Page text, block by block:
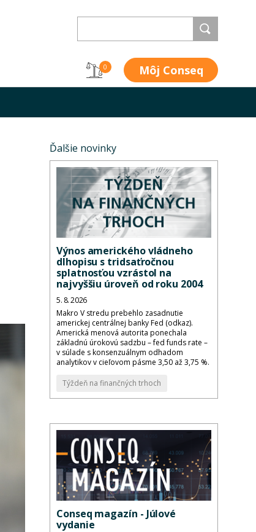
0 Môj Conseq
Ďalšie novinky
Výnos amerického vládneho
dlhopisu s tridsaťročnou
splatnosťou vzrástol na
najvyššiu úroveň od roku 2004
5. 8. 2026
Makro V stredu prebehlo zasadnutie
americkej centrálnej banky Fed (odkaz).
Americká menová autorita ponechala
základnú úrokovú sadzbu – fed funds rate –
v súlade s konsenzuálnym odhadom
analytikov v cieľovom pásme 3,50 až 3,75 %.
Týždeň na finančných trhoch
Conseq magazín - Júlové
vydanie